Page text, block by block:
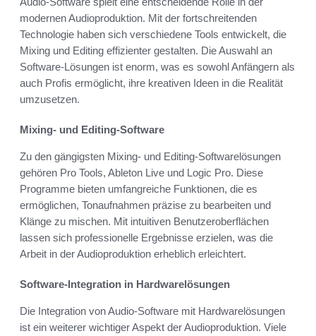
modernen Audioproduktion. Mit der fortschreitenden
Technologie haben sich verschiedene Tools entwickelt, die
Mixing und Editing effizienter gestalten. Die Auswahl an
Software-Lösungen ist enorm, was es sowohl Anfängern als
auch Profis ermöglicht, ihre kreativen Ideen in die Realität
umzusetzen.
Mixing- und Editing-Software
Zu den gängigsten Mixing- und Editing-Softwarelösungen
gehören Pro Tools, Ableton Live und Logic Pro. Diese
Programme bieten umfangreiche Funktionen, die es
ermöglichen, Tonaufnahmen präzise zu bearbeiten und
Klänge zu mischen. Mit intuitiven Benutzeroberflächen
lassen sich professionelle Ergebnisse erzielen, was die
Arbeit in der Audioproduktion erheblich erleichtert.
Software-Integration in Hardwarelösungen
Die Integration von Audio-Software mit Hardwarelösungen
ist ein weiterer wichtiger Aspekt der Audioproduktion. Viele